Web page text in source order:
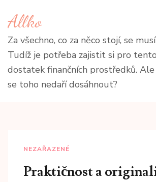
na
obsah
(stiskněte
Enter)
Allko
Za všechno, co za něco stojí, se
Tudíž je potřeba zajistit si pro
dostatek finančních prostředků. Ale
se toho nedaří dosáhnout?
NEZAŘAZENÉ
Praktičnost a